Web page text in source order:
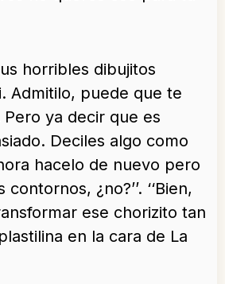
horribles dibujitos
Admitilo, puede que te
ya decir que es
Deciles algo como
hacelo de nuevo pero
¿no?’’. ‘‘Bien,
ese chorizito tan
en la cara de La